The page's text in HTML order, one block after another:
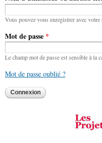
Vous pouvez vous enregistrer avec
Mot de passe *
Le champ mot de passe est sensible à la
Mot de passe oublié ?